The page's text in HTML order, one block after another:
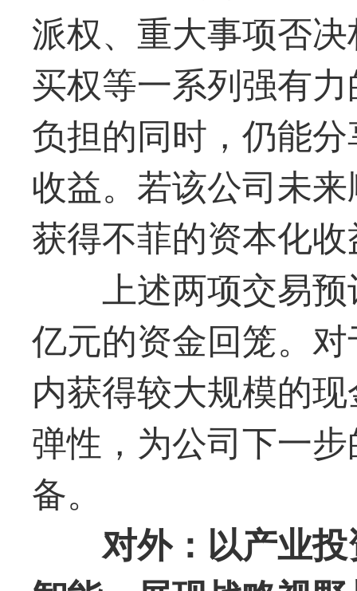
派权、重大事项否
买权等一系列强有
负担的同时，仍能
收益。若该公司未
获得不菲的资本化
上述两项交易
亿元的资金回笼。
内获得较大规模的
弹性，为公司下一
备。
对外：以产业